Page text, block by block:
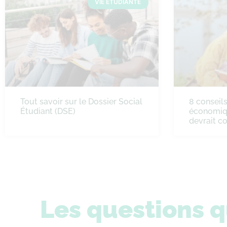
VIE ÉTUDIANTE
Tout savoir sur le Dossier Social
Étudiant (DSE)
8
devrait
Les questions